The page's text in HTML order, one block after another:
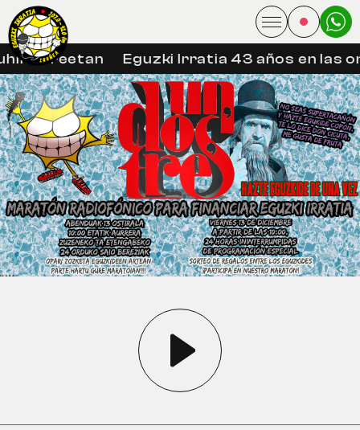
libreetan Eguzki Irratia 43 años en las